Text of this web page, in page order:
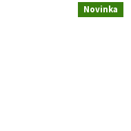
Novinka